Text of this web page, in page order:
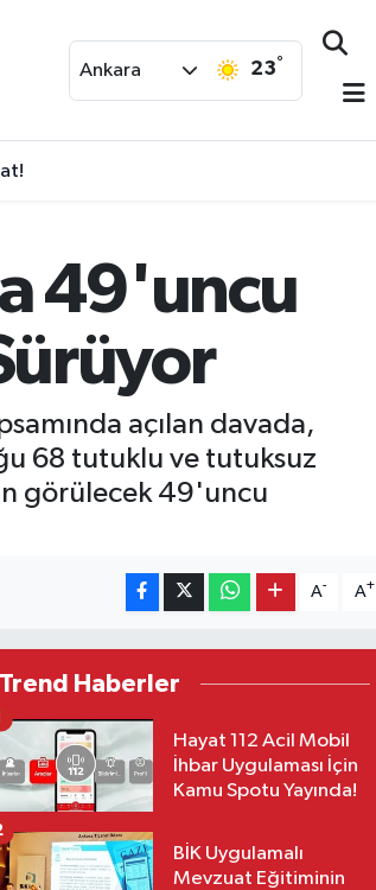
Ankara 23°
49'uncu
açılan davada,
68 tutuklu ve tutuksuz
görülecek 49'uncu
A- A+
Trend Haberler
Hayat 112 Acil Mobil
İhbar Uygulaması İçin
Kamu Spotu Yayında!
BİK Uygulamalı
Mevzuat Eğitiminin